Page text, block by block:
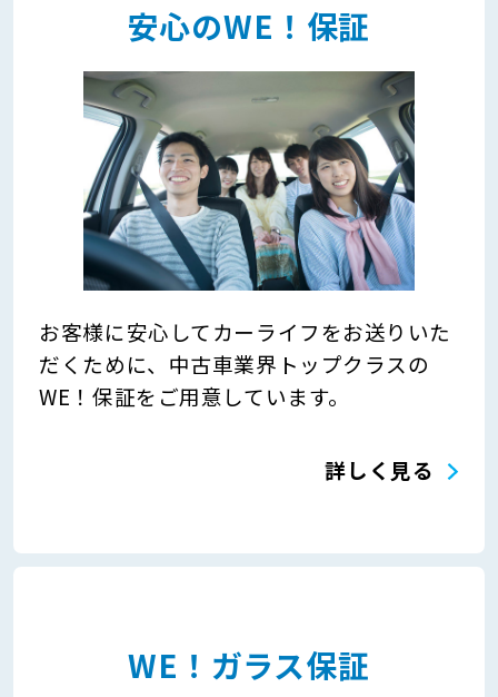
安心のWE！保証
お客様に安心してカーライフをお送りいた
だくために、中古車業界トップクラスの
WE！保証をご用意しています。
詳しく見る
WE！ガラス保証